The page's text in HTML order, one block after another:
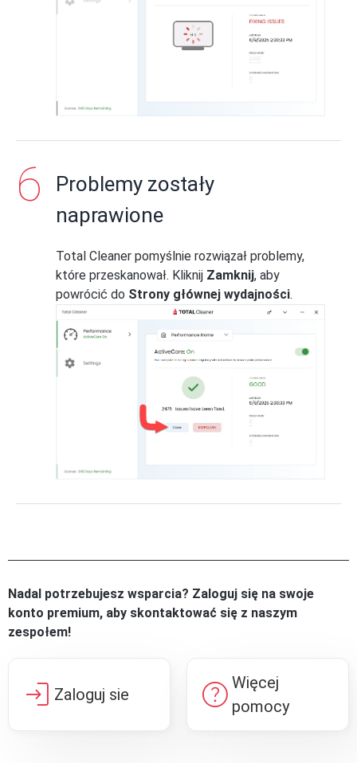
Problemy zostały
naprawione
Total Cleaner pomyślnie rozwiązał problemy,
które przeskanował. Kliknij Zamknij, aby
powrócić do Strony głównej wydajności.
Nadal potrzebujesz wsparcia? Zaloguj się na swoje
konto premium, aby skontaktować się z naszym
zespołem!
login Zaloguj sie help Więcej
pomocy